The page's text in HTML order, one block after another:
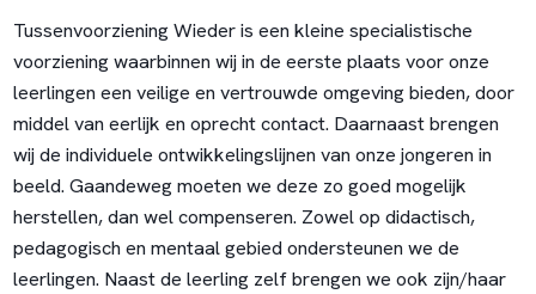
Tussenvoorziening Wieder is een kleine specialistische
voorziening waarbinnen wij in de eerste plaats voor onze
leerlingen een veilige en vertrouwde omgeving bieden, door
middel van eerlijk en oprecht contact. Daarnaast brengen
wij de individuele ontwikkelingslijnen van onze jongeren in
beeld. Gaandeweg moeten we deze zo goed mogelijk
herstellen, dan wel compenseren. Zowel op didactisch,
pedagogisch en mentaal gebied ondersteunen we de
leerlingen. Naast de leerling zelf brengen we ook zijn/haar